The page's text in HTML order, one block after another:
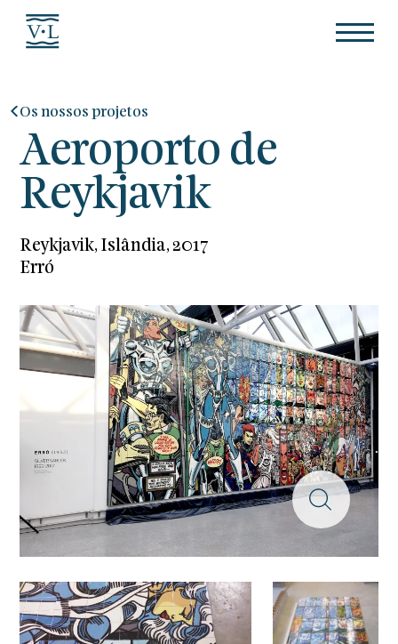
Os nossos projetos
Aeroporto de
Reykjavik
Reykjavik, Islândia, 2017
Erró